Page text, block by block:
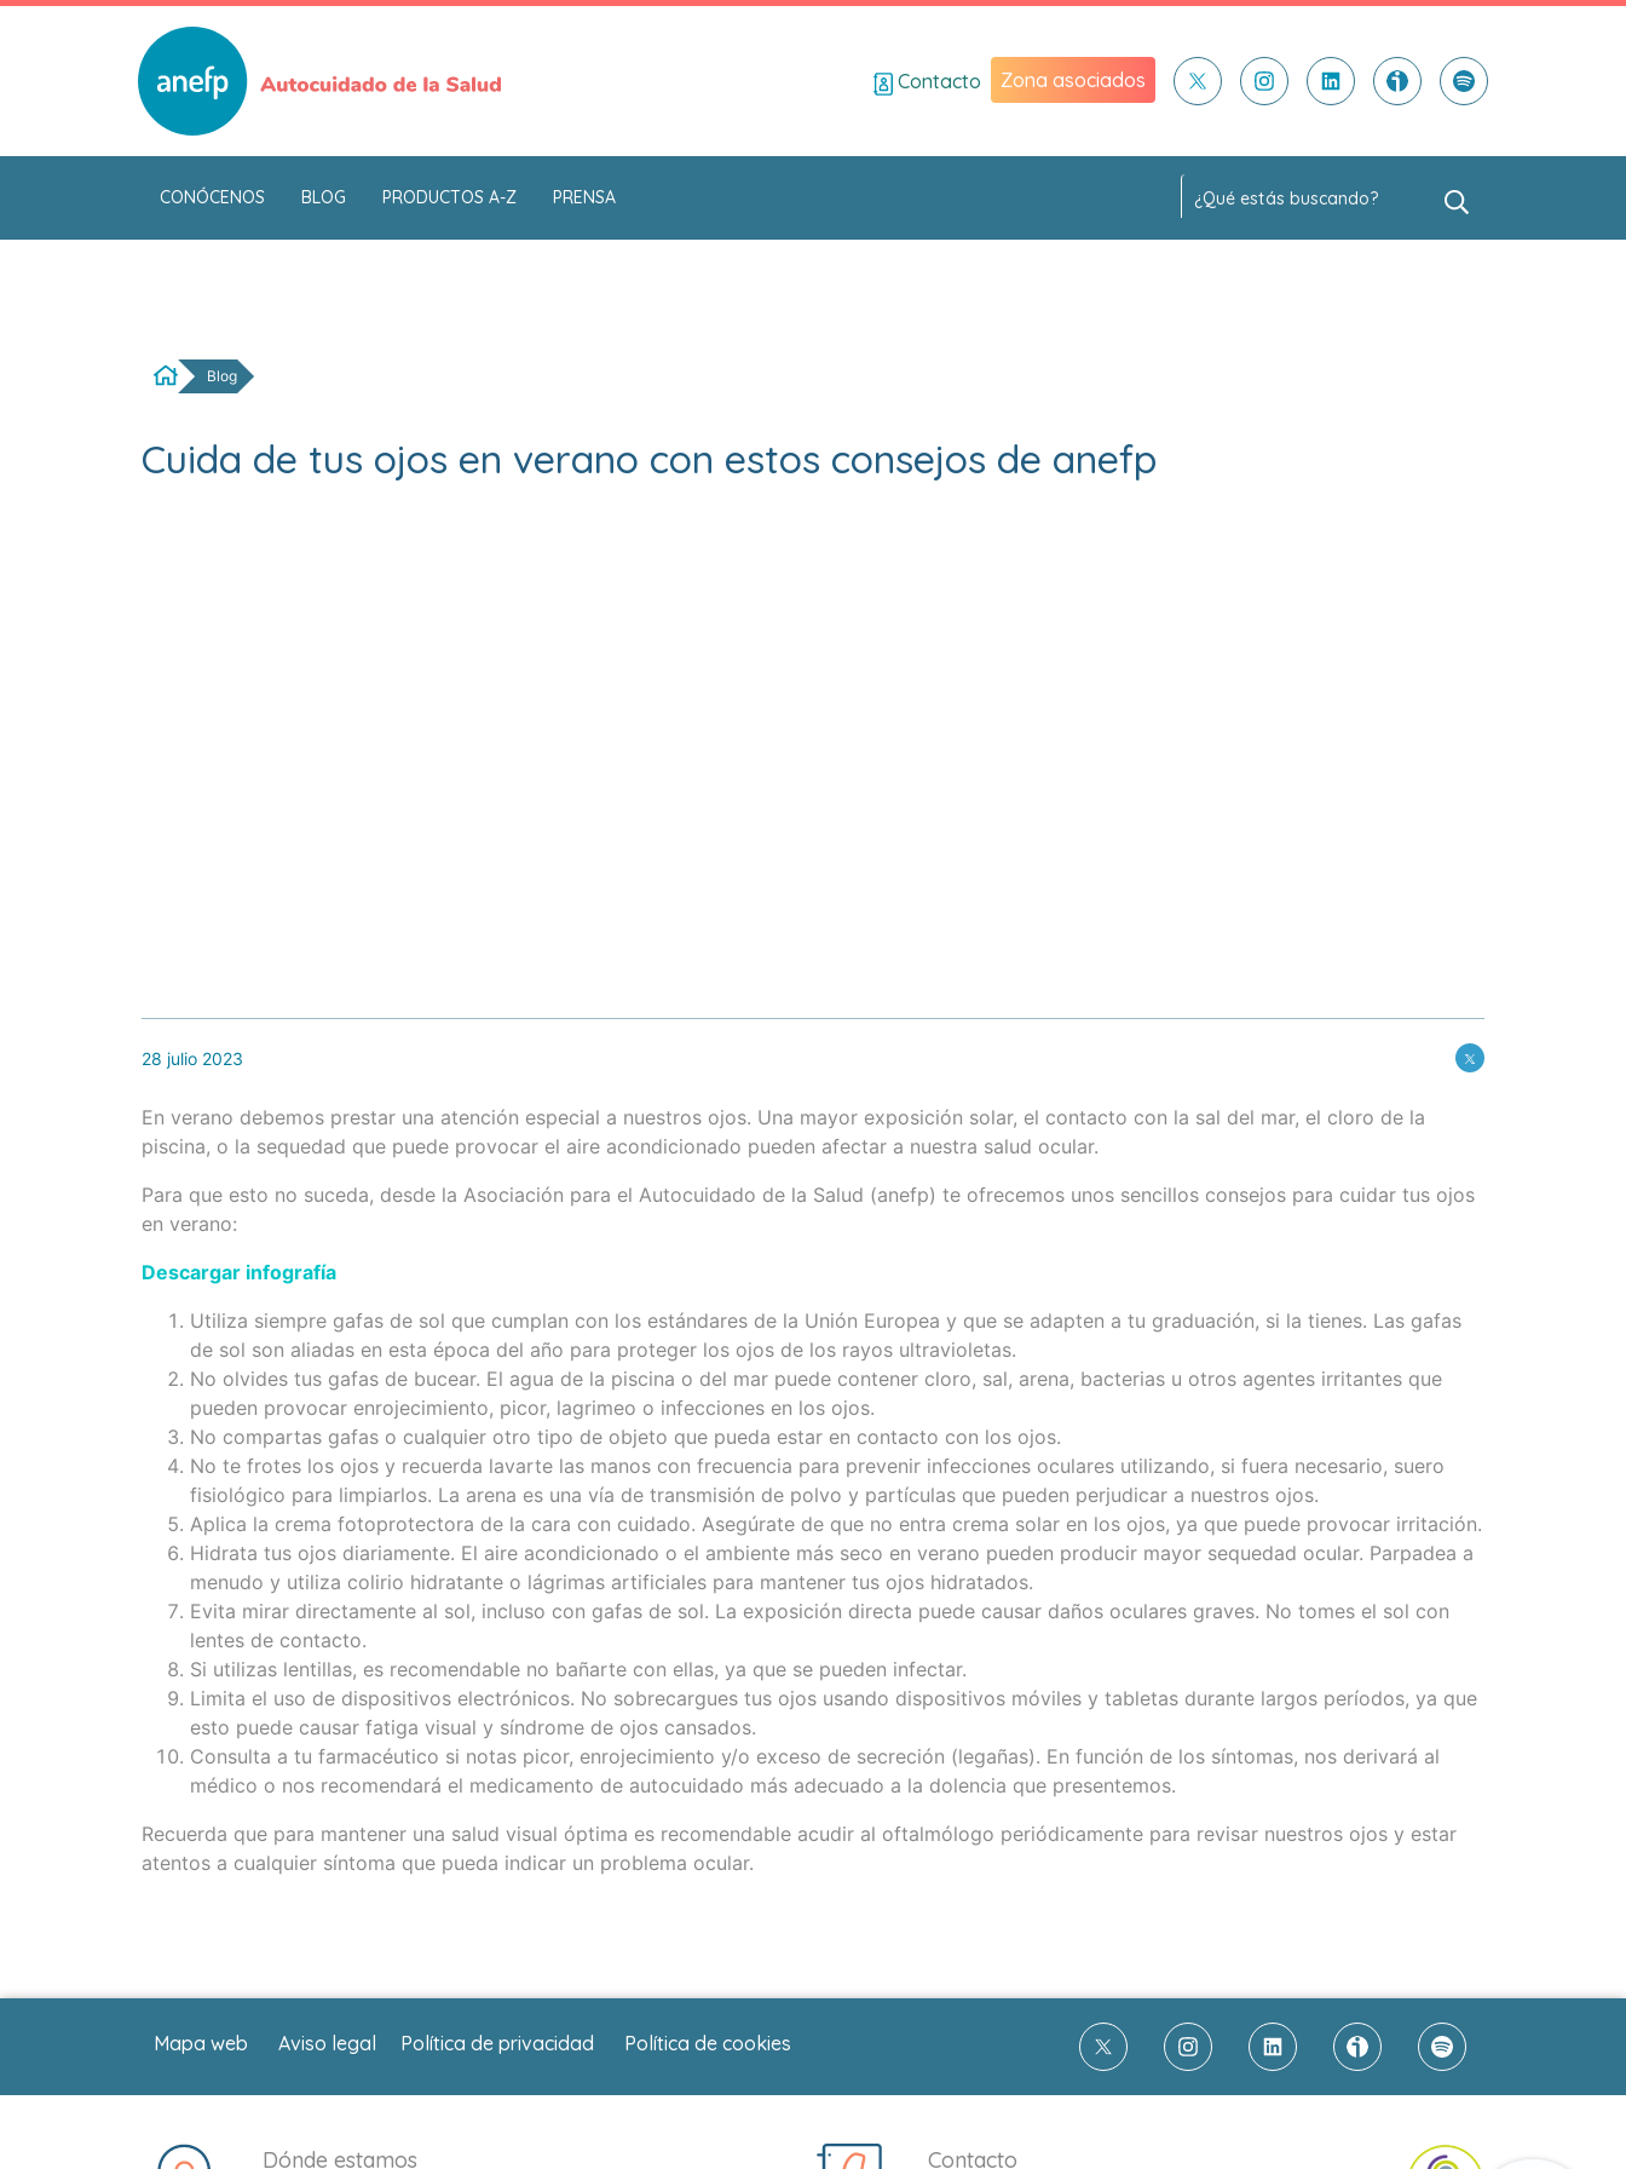
Contacto Zona asociados
CONÓCENOS BLOG PRODUCTOS A-Z PRENSA
Blog
Cuida de tus ojos en verano con estos consejos de anefp
28 julio 2023
En verano debemos prestar una atención especial a nuestros ojos. Una mayor exposición solar, el contacto con la sal del mar, el cloro de la
piscina, o la sequedad que puede provocar el aire acondicionado pueden afectar a nuestra salud ocular.
Para que esto no suceda, desde la Asociación para el Autocuidado de la Salud (anefp) te ofrecemos unos sencillos consejos para cuidar tus ojos
en verano:
Descargar infografía
Utiliza siempre gafas de sol que cumplan con los estándares de la Unión Europea y que se adapten a tu graduación, si la tienes. Las gafas
de sol son aliadas en esta época del año para proteger los ojos de los rayos ultravioletas.
No olvides tus gafas de bucear. El agua de la piscina o del mar puede contener cloro, sal, arena, bacterias u otros agentes irritantes que
pueden provocar enrojecimiento, picor, lagrimeo o infecciones en los ojos.
No compartas gafas o cualquier otro tipo de objeto que pueda estar en contacto con los ojos.
No te frotes los ojos y recuerda lavarte las manos con frecuencia para prevenir infecciones oculares utilizando, si fuera necesario, suero
fisiológico para limpiarlos. La arena es una vía de transmisión de polvo y partículas que pueden perjudicar a nuestros ojos.
Aplica la crema fotoprotectora de la cara con cuidado. Asegúrate de que no entra crema solar en los ojos, ya que puede provocar irritación.
Hidrata tus ojos diariamente. El aire acondicionado o el ambiente más seco en verano pueden producir mayor sequedad ocular. Parpadea a
menudo y utiliza colirio hidratante o lágrimas artificiales para mantener tus ojos hidratados.
Evita mirar directamente al sol, incluso con gafas de sol. La exposición directa puede causar daños oculares graves. No tomes el sol con
lentes de contacto.
Si utilizas lentillas, es recomendable no bañarte con ellas, ya que se pueden infectar.
Limita el uso de dispositivos electrónicos. No sobrecargues tus ojos usando dispositivos móviles y tabletas durante largos períodos, ya que
esto puede causar fatiga visual y síndrome de ojos cansados.
Consulta a tu farmacéutico si notas picor, enrojecimiento y/o exceso de secreción (legañas). En función de los síntomas, nos derivará al
médico o nos recomendará el medicamento de autocuidado más adecuado a la dolencia que presentemos.
Recuerda que para mantener una salud visual óptima es recomendable acudir al oftalmólogo periódicamente para revisar nuestros ojos y estar
atentos a cualquier síntoma que pueda indicar un problema ocular.
Mapa web Aviso legal Política de privacidad Política de cookies
Dónde estamos Contacto